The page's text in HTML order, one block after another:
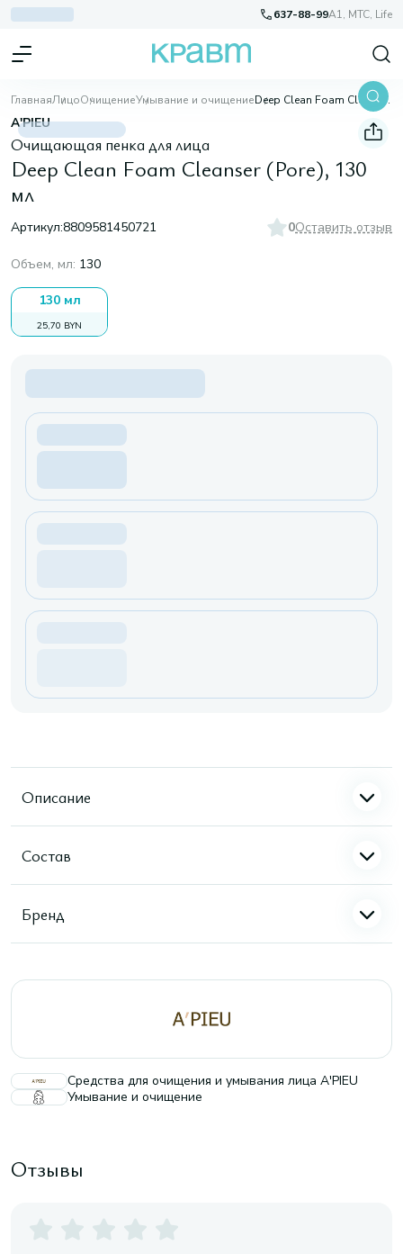
637-88-99A1, МТС, Life
ГлавнаяЛицоОчищениеУмывание и очищение Deep Clean Foam Cleanser (Pore), 130 мл
A'PIEU
Очищающая пенка для лица
Deep Clean Foam Cleanser (Pore), 130
мл
Артикул:8809581450721 0Оставить отзыв
Объем, мл: 130
130 мл
25,70 BYN
Описание
Состав
Бренд
Средства для очищения и умывания лица A'PIEU
Умывание и очищение
Отзывы